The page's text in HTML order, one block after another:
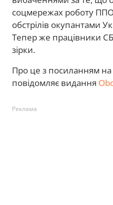
соцмережах роботу
обстрілів окупантами
Тепер же працівники
зірки.
Про це з посиланням на
повідомляє видання
Реклама